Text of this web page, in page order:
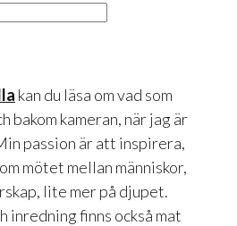
kan du läsa om vad som
bakom kameran, när jag är
passion är att inspirera,
mötet mellan människor,
lite mer på djupet.
inredning finns också mat